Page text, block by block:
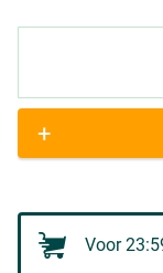
+
Voor